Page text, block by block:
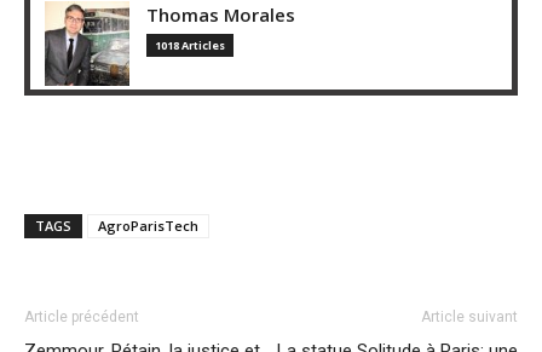
Thomas Morales
1018 Articles
TAGS AgroParisTech
Article précédent Article suivant